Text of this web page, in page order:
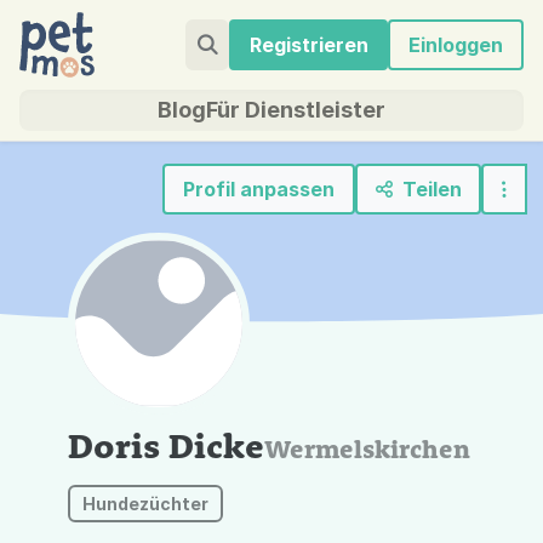
Registrieren Einloggen
BlogFür Dienstleister
Profil anpassen Teilen
Doris DickeWermelskirchen
Hundezüchter